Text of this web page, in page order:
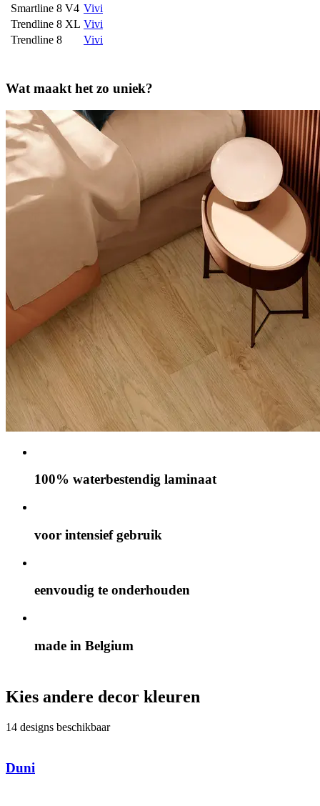
Smartline 8 V4 Vivi
Trendline 8 XL Vivi
Trendline 8
Vivi
Wat maakt het zo uniek?
100% waterbestendig laminaat
voor intensief gebruik
eenvoudig te onderhouden
made in Belgium
Kies andere decor kleuren
14 designs beschikbaar
Duni